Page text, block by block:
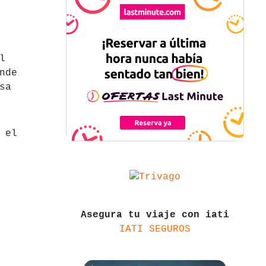
el
Asegura tu viaje con iati
IATI SEGUROS